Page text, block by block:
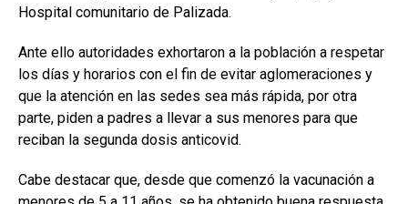
Hospital comunitario de Palizada.
Ante ello autoridades exhortaron a la población a respetar
los días y horarios con el fin de evitar aglomeraciones y
que la atención en las sedes sea más rápida, por otra
parte, piden a padres a llevar a sus menores para que
reciban la segunda dosis anticovid.
Cabe destacar que, desde que comenzó la vacunación a